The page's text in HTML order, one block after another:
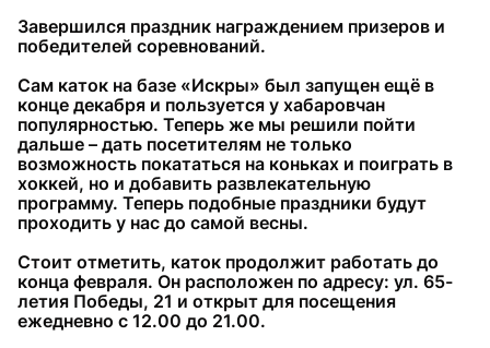
Завершился праздник награждением призеров и
победителей соревнований.
Сам каток на базе «Искры» был запущен ещё в
конце декабря и пользуется у хабаровчан
популярностью. Теперь же мы решили пойти
дальше – дать посетителям не только
возможность покататься на коньках и поиграть в
хоккей, но и добавить развлекательную
программу. Теперь подобные праздники будут
проходить у нас до самой весны.
Стоит отметить, каток продолжит работать до
конца февраля. Он расположен по адресу: ул. 65-
летия Победы, 21 и открыт для посещения
ежедневно с 12.00 до 21.00.